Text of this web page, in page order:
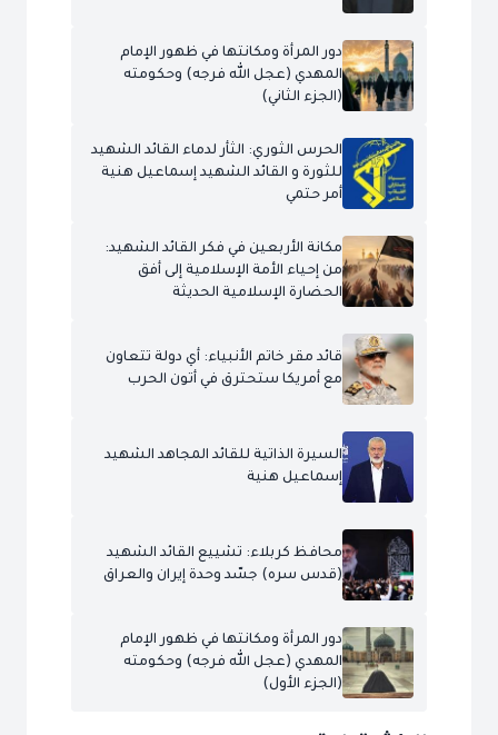
دور المرأة ومكانتها في ظهور الإمام
المهدي (عجل الله فرجه) وحكومته
(الجزء الثاني)
الحرس الثوري: الثأر لدماء القائد الشهيد
للثورة و القائد الشهيد إسماعيل هنية
أمر حتمي
مكانة الأربعين في فكر القائد الشهيد:
من إحياء الأمة الإسلامية إلى أفق
الحضارة الإسلامية الحديثة
قائد مقر خاتم الأنبياء: أي دولة تتعاون
مع أمريكا ستحترق في أتون الحرب
السيرة الذاتية للقائد المجاهد الشهيد
إسماعيل هنية
محافظ كربلاء: تشييع القائد الشهيد
(قدس سره) جسّد وحدة إيران والعراق
دور المرأة ومكانتها في ظهور الإمام
المهدي (عجل الله فرجه) وحكومته
(الجزء الأول)